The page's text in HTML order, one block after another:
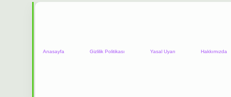
Anasayfa Gizlilik Politikası Yasal Uyarı Hakkımızda